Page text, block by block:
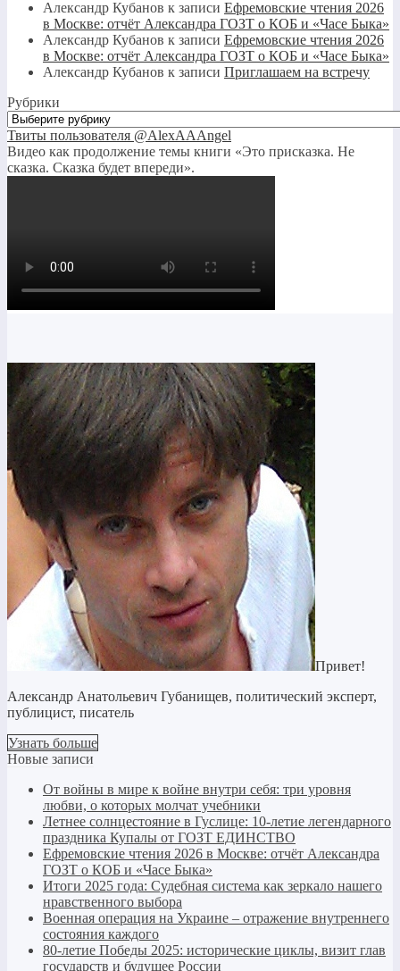
Александр Кубанов к записи Ефремовские чтения 2026
в Москве: отчёт Александра ГОЗТ о КОБ и «Часе Быка»
Александр Кубанов к записи Ефремовские чтения 2026
в Москве: отчёт Александра ГОЗТ о КОБ и «Часе Быка»
Александр Кубанов к записи Приглашаем на встречу
Рубрики
Рубрики
Твиты пользователя @AlexAAAngel
Видео как продолжение темы книги «Это присказка. Не
сказка. Сказка будет впереди».
Привет!
Александр Анатольевич Губанищев, политический эксперт,
публицист, писатель
Узнать больше
Новые записи
От войны в мире к войне внутри себя: три уровня
любви, о которых молчат учебники
Летнее солнцестояние в Гуслице: 10-летие легендарного
праздника Купалы от ГОЗТ ЕДИНСТВО
Ефремовские чтения 2026 в Москве: отчёт Александра
ГОЗТ о КОБ и «Часе Быка»
Итоги 2025 года: Судебная система как зеркало нашего
нравственного выбора
Военная операция на Украине – отражение внутреннего
состояния каждого
80-летие Победы 2025: исторические циклы, визит глав
государств и будущее России